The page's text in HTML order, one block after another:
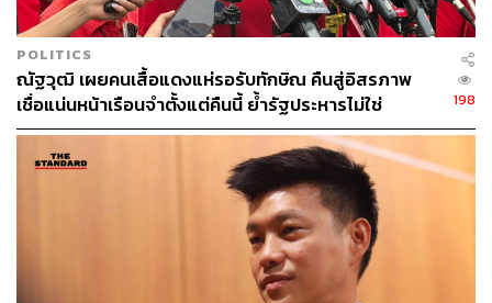
POLITICS
ณัฐวุฒิ เผยคนเสื้อแดงแห่รอรับทักษิณ คืนสู่อิสรภาพ
เชื่อแน่นหน้าเรือนจำตั้งแต่คืนนี้ ย้ำรัฐประหารไม่ใช่
ทางออกประเทศ
198